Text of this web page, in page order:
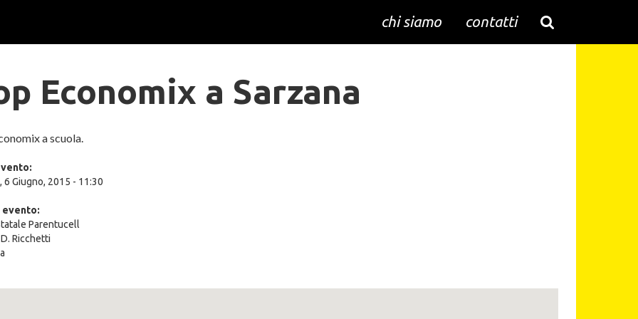
chi siamo contatti
Economix a Sarzana
a scuola.
6 Giugno, 2015 - 11:30
evento:
Parentucell
Ricchetti